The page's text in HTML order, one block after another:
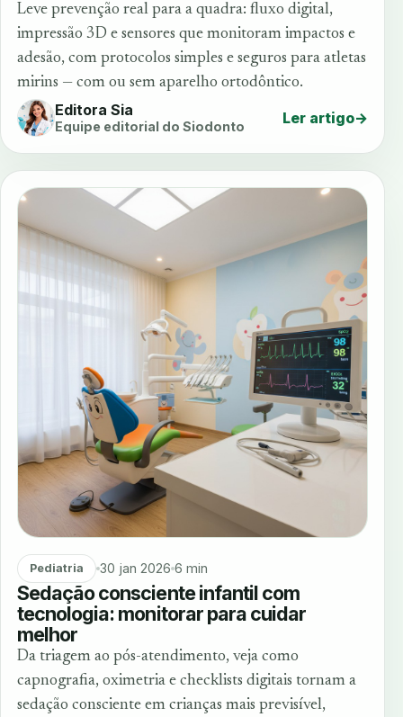
Leve prevenção real para a quadra: fluxo digital,
impressão 3D e sensores que monitoram impactos e
adesão, com protocolos simples e seguros para atletas
mirins — com ou sem aparelho ortodôntico.
Editora Sia
Equipe editorial do Siodonto Ler artigo→
Pediatria 30 jan 2026 6 min
Sedação consciente infantil com
tecnologia: monitorar para cuidar
melhor
Da triagem ao pós-atendimento, veja como
capnografia, oximetria e checklists digitais tornam a
sedação consciente em crianças mais previsível,